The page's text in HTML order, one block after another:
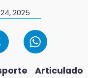
2025
Articulado